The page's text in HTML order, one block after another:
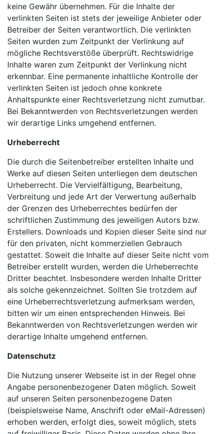
keine Gewähr übernehmen. Für die Inhalte der
verlinkten Seiten ist stets der jeweilige Anbieter oder
Betreiber der Seiten verantwortlich. Die verlinkten
Seiten wurden zum Zeitpunkt der Verlinkung auf
mögliche Rechtsverstöße überprüft. Rechtswidrige
Inhalte waren zum Zeitpunkt der Verlinkung nicht
erkennbar. Eine permanente inhaltliche Kontrolle der
verlinkten Seiten ist jedoch ohne konkrete
Anhaltspunkte einer Rechtsverletzung nicht zumutbar.
Bei Bekanntwerden von Rechtsverletzungen werden
wir derartige Links umgehend entfernen.
Urheberrecht
Die durch die Seitenbetreiber erstellten Inhalte und
Werke auf diesen Seiten unterliegen dem deutschen
Urheberrecht. Die Vervielfältigung, Bearbeitung,
Verbreitung und jede Art der Verwertung außerhalb
der Grenzen des Urheberrechtes bedürfen der
schriftlichen Zustimmung des jeweiligen Autors bzw.
Erstellers. Downloads und Kopien dieser Seite sind nur
für den privaten, nicht kommerziellen Gebrauch
gestattet. Soweit die Inhalte auf dieser Seite nicht vom
Betreiber erstellt wurden, werden die Urheberrechte
Dritter beachtet. Insbesondere werden Inhalte Dritter
als solche gekennzeichnet. Sollten Sie trotzdem auf
eine Urheberrechtsverletzung aufmerksam werden,
bitten wir um einen entsprechenden Hinweis. Bei
Bekanntwerden von Rechtsverletzungen werden wir
derartige Inhalte umgehend entfernen.
Datenschutz
Die Nutzung unserer Webseite ist in der Regel ohne
Angabe personenbezogener Daten möglich. Soweit
auf unseren Seiten personenbezogene Daten
(beispielsweise Name, Anschrift oder eMail-Adressen)
erhoben werden, erfolgt dies, soweit möglich, stets